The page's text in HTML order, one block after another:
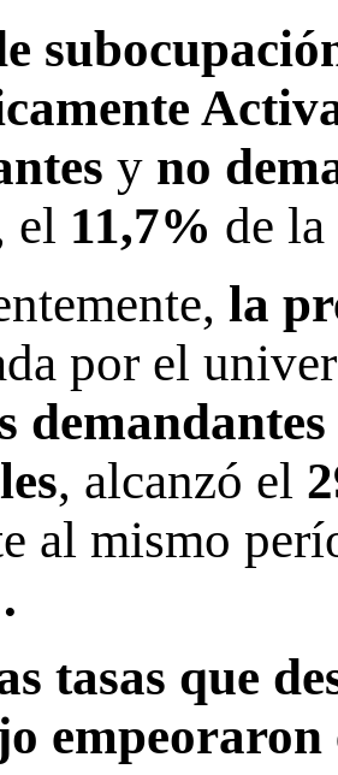
y no
el 11,7% de
la
por el
, alcanzó el
al mismo
tasas que
empeoraron